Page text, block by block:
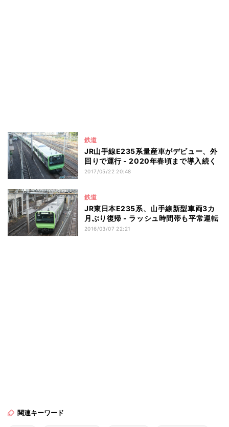
鉄道
JR山手線E235系量産車がデビュー、外
回りで運行 - 2020年春頃まで導入続く
2017/05/22 20:48
鉄道
JR東日本E235系、山手線新型車両3カ
月ぶり復帰 - ラッシュ時間帯も平常運転
2016/03/07 22:21
関連キーワード